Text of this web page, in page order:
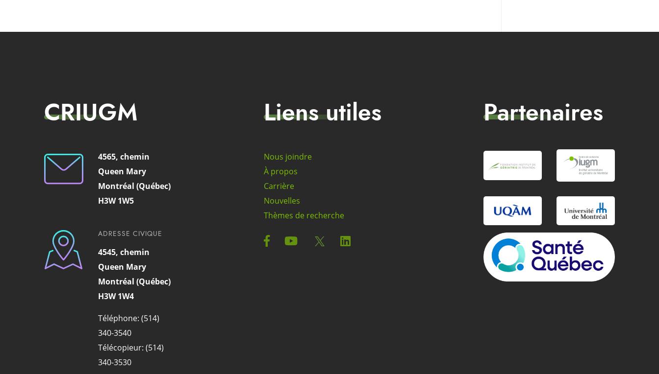
CRIUGM
4565, chemin
Queen Mary
Montréal (Québec)
H3W 1W5
ADRESSE CIVIQUE
4545, chemin
Queen Mary
Montréal (Québec)
H3W 1W4
Téléphone: (514)
340-3540
Télécopieur: (514)
340-3530
Liens utiles
Nous joindre
À propos
Carrière
Nouvelles
Thèmes de recherche
Partenaires